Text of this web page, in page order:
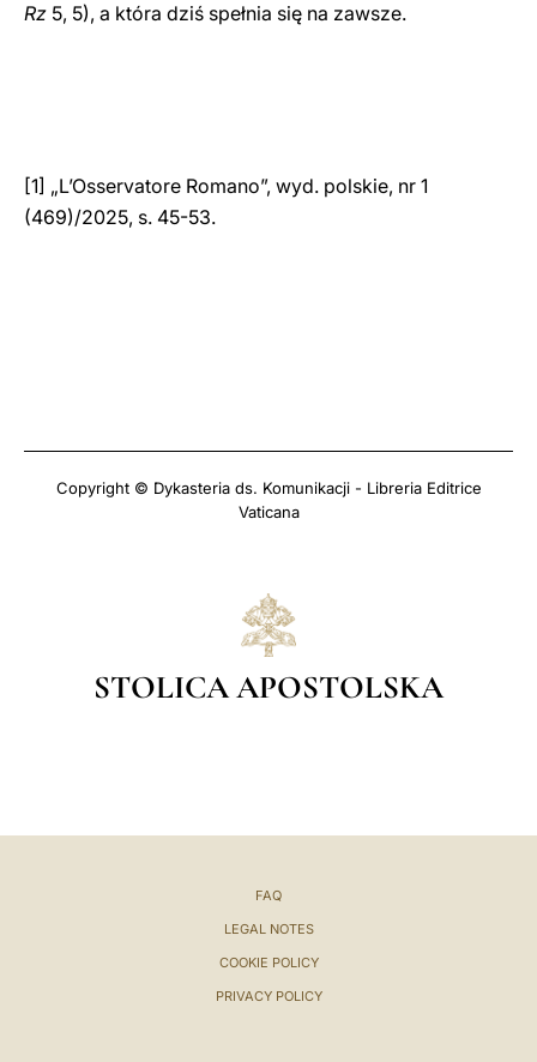
Rz 5, 5), a która dziś spełnia się na zawsze.
[1] „L’Osservatore Romano”, wyd. polskie, nr 1
(469)/2025, s. 45-53.
Copyright © Dykasteria ds. Komunikacji - Libreria Editrice
Vaticana
STOLICA APOSTOLSKA
FAQ
LEGAL NOTES
COOKIE POLICY
PRIVACY POLICY